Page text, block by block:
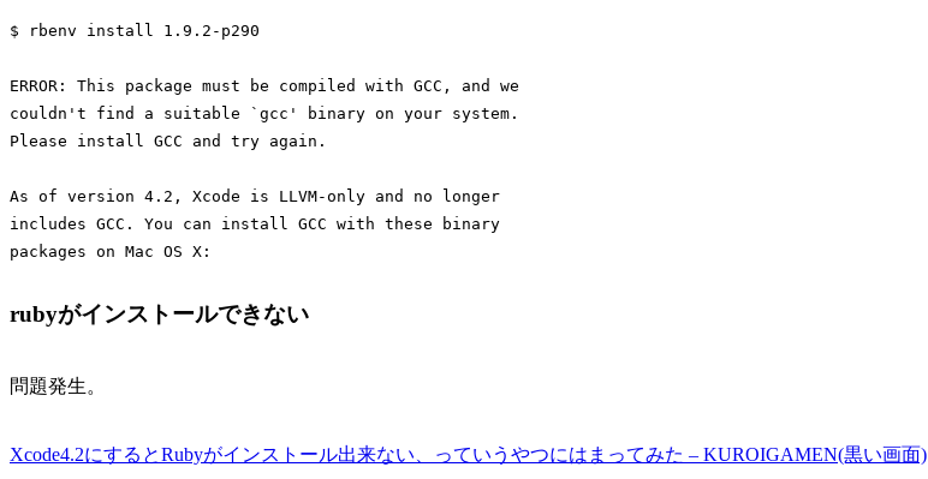
$ rbenv install 1.9.2-p290
ERROR: This package must be compiled with GCC, and we
couldn't find a suitable `gcc' binary on your system.
Please install GCC and try again.
As of version 4.2, Xcode is LLVM-only and no longer
includes GCC. You can install GCC with these binary
rubyがインストールできない
問題発生。
Xcode4.2にするとRubyがインストール出来ない、っていうやつにはまってみた – KUROIGAMEN(黒い画面)